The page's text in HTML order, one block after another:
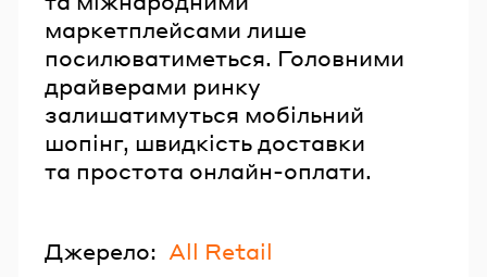
маркетплейсами лише
посилюватиметься. Головними
драйверами ринку
залишатимуться мобільний
шопінг, швидкість доставки
та простота онлайн-оплати.
Джерело: All Retail